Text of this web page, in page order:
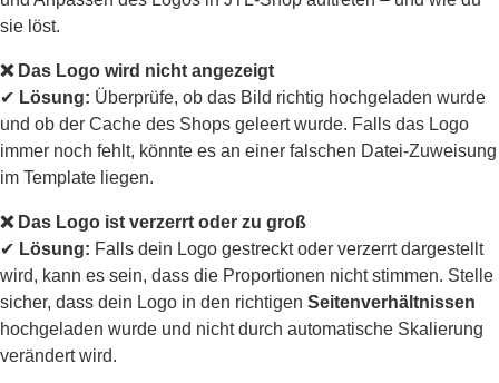
sie löst.
❌ Das Logo wird nicht angezeigt
✔ Lösung: Überprüfe, ob das Bild richtig hochgeladen wurde
und ob der Cache des Shops geleert wurde. Falls das Logo
immer noch fehlt, könnte es an einer falschen Datei-Zuweisung
im Template liegen.
❌ Das Logo ist verzerrt oder zu groß
✔ Lösung: Falls dein Logo gestreckt oder verzerrt dargestellt
wird, kann es sein, dass die Proportionen nicht stimmen. Stelle
sicher, dass dein Logo in den richtigen Seitenverhältnissen
hochgeladen wurde und nicht durch automatische Skalierung
verändert wird.